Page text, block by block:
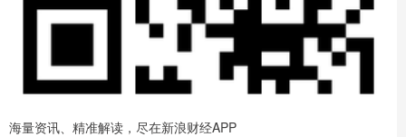
海量资讯、精准解读，尽在新浪财经APP